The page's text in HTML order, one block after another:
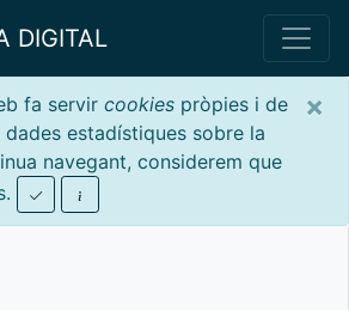
DIGITAL
×
fa servir cookies pròpies i de
estadístiques sobre la
navegant, considerem que